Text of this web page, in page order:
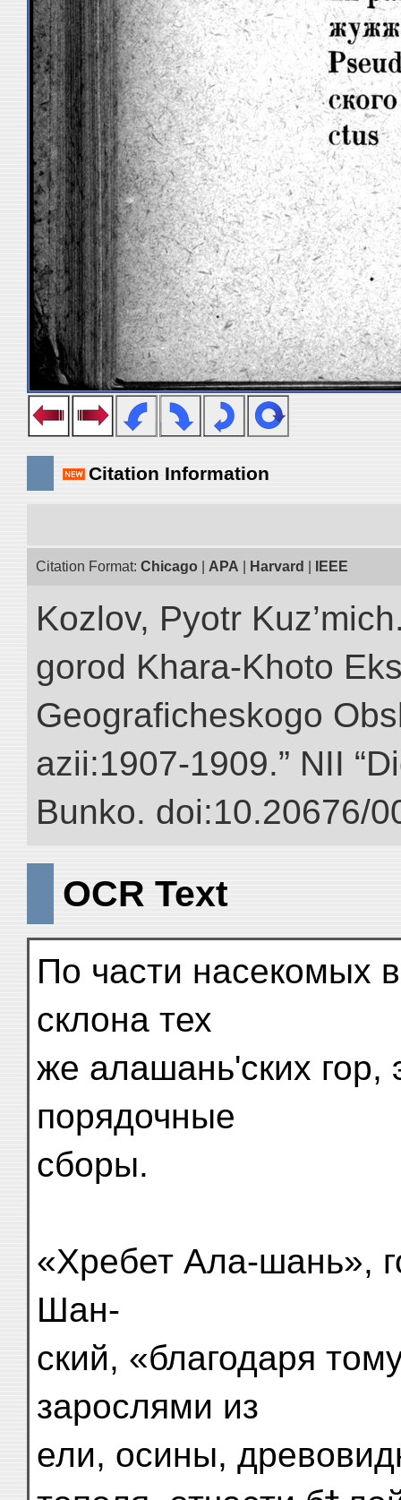
Citation Information
Citation Format: Chicago APA Harvard IEEE
Kozlov, Pyotr
gorod Khara-Khoto
Geograficheskogo
azii:1907-1909.” NII
Bunko. doi:10.20676/
OCR Text
По части насекомых
склона тех
же алашань'ских гор,
порядочные
сборы.
«Хребет Ала-шань»,
Шан-
ский, «благодаря
зарослями из
ели, осины,